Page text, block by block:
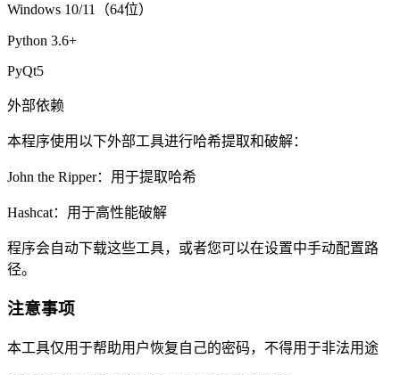
Windows 10/11（64位）
Python 3.6+
PyQt5
外部依赖
本程序使用以下外部工具进行哈希提取和破解：
John the Ripper：用于提取哈希
Hashcat：用于高性能破解
程序会自动下载这些工具，或者您可以在设置中手动配置路
径。
注意事项
本工具仅用于帮助用户恢复自己的密码，不得用于非法用途